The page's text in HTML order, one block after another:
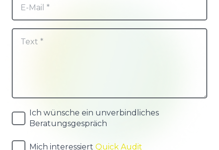
Ich wünsche ein unverbindliches
Beratungsgespräch
Mich interessiert Quick Audit